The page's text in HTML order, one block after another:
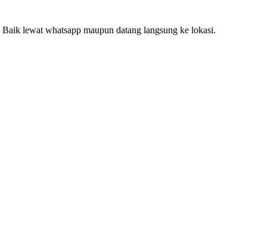
lewat whatsapp maupun datang langsung ke lokasi.